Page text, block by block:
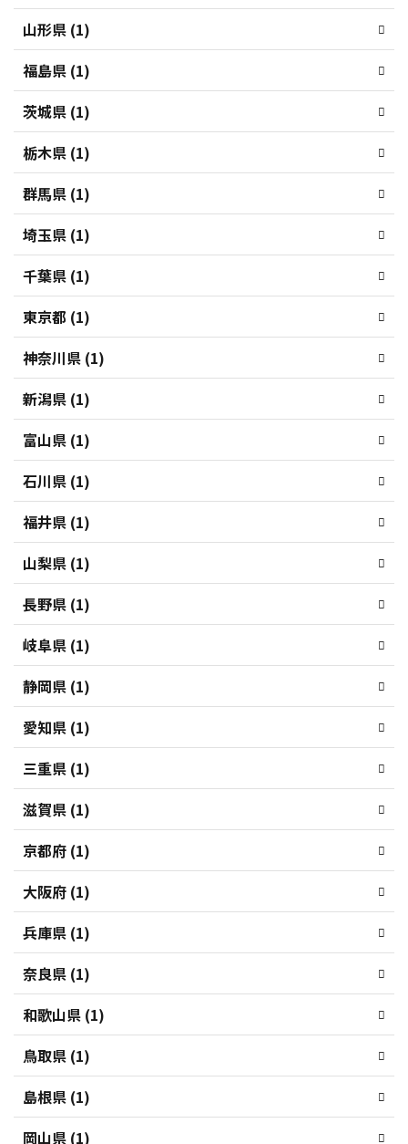
山形県 (1)
福島県 (1)
茨城県 (1)
栃木県 (1)
群馬県 (1)
埼玉県 (1)
千葉県 (1)
東京都 (1)
神奈川県 (1)
新潟県 (1)
富山県 (1)
石川県 (1)
福井県 (1)
山梨県 (1)
長野県 (1)
岐阜県 (1)
静岡県 (1)
愛知県 (1)
三重県 (1)
滋賀県 (1)
京都府 (1)
大阪府 (1)
兵庫県 (1)
奈良県 (1)
和歌山県 (1)
鳥取県 (1)
島根県 (1)
岡山県 (1)